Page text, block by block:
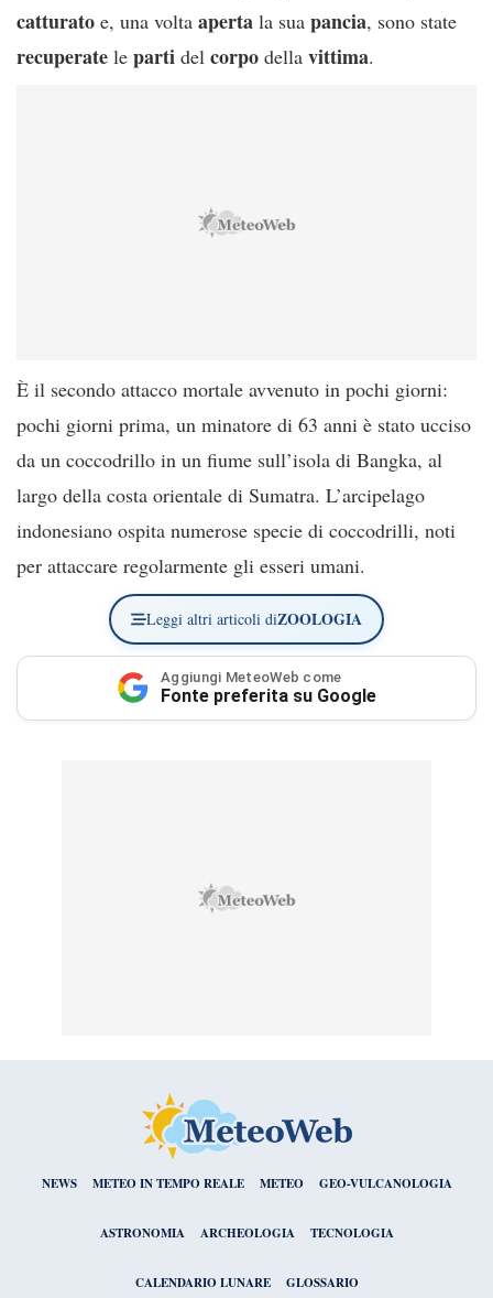
catturato e, una volta aperta la sua pancia, sono state
recuperate le parti del corpo della vittima.
È il secondo attacco mortale avvenuto in pochi giorni:
pochi giorni prima, un minatore di 63 anni è stato ucciso
da un coccodrillo in un fiume sull’isola di Bangka, al
largo della costa orientale di Sumatra. L’arcipelago
indonesiano ospita numerose specie di coccodrilli, noti
per attaccare regolarmente gli esseri umani.
Leggi altri articoli diZOOLOGIA
Aggiungi MeteoWeb come
Fonte preferita su Google
NEWS METEO IN TEMPO REALE METEO GEO-VULCANOLOGIA
ASTRONOMIA ARCHEOLOGIA TECNOLOGIA
CALENDARIO LUNARE GLOSSARIO